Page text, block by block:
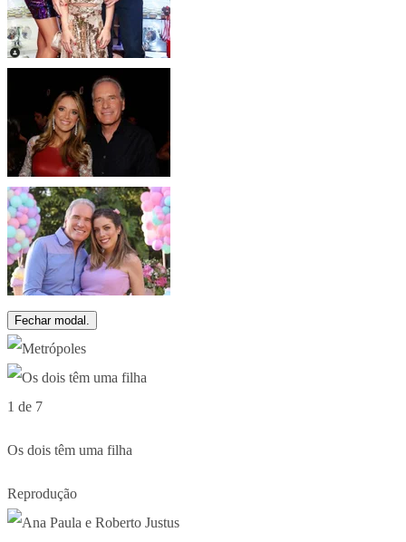
Fechar modal.
1 de 7
Os dois têm uma filha
Reprodução